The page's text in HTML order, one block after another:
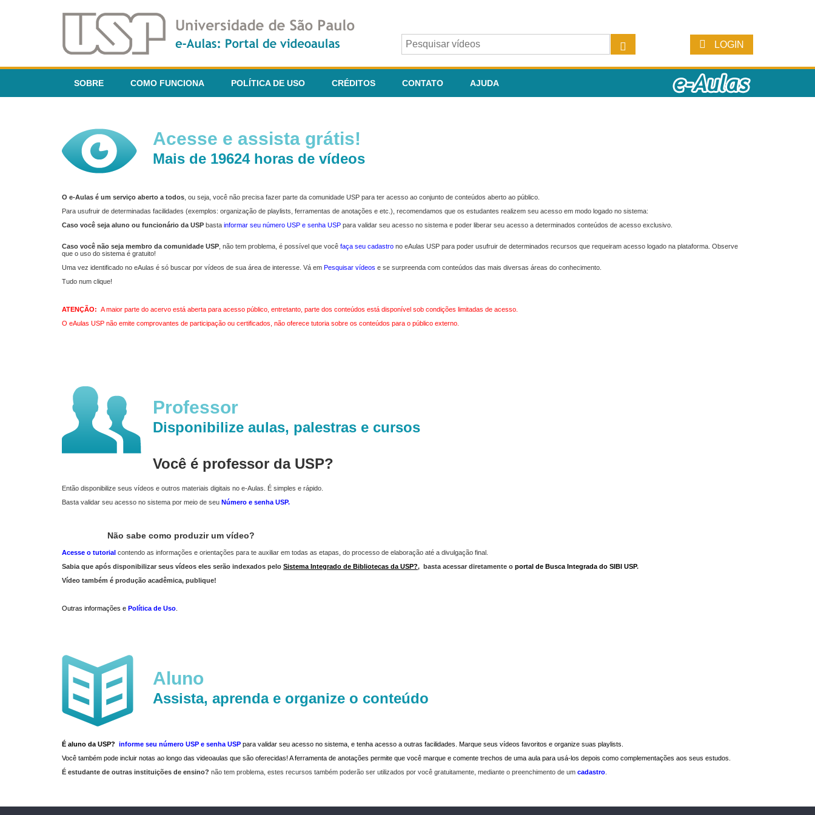
LOGIN
SOBRE COMO FUNCIONA POLÍTICA DE USO CRÉDITOS CONTATO AJUDA
Acesse e assista grátis!
Mais de 19624 horas de vídeos
O e-Aulas é um serviço aberto a todos , ou seja, você não precisa fazer parte da comunidade USP para ter acesso ao conjunto de conteúdos aberto ao público.
Para usufruir de determinadas facilidades (exemplos: organização de playlists, ferramentas de anotações e etc.), recomendamos que os estudantes realizem seu acesso em modo logado no sistema:
Caso você seja aluno ou funcionário da USP basta informar seu número USP e senha USP para validar seu acesso no sistema e poder liberar seu acesso a determinados conteúdos de acesso exclusivo.
Caso você não seja membro da comunidade USP , não tem problema, é possível que você faça seu cadastro no eAulas USP para poder usufruir de determinados recursos que requeiram acesso logado na plataforma. Observe
que o uso do sistema é gratuito!
Uma vez identificado no eAulas é só buscar por vídeos de sua área de interesse. Vá em Pesquisar vídeos e se surpreenda com conteúdos das mais diversas áreas do conhecimento.
Tudo num clique!
ATENÇÃO: A maior parte do acervo está aberta para acesso público, entretanto, parte dos conteúdos está disponível sob condições limitadas de acesso.
O eAulas USP não emite comprovantes de participação ou certificados, não oferece tutoria sobre os conteúdos para o público externo.
Professor
Disponibilize aulas, palestras e cursos
Você é professor da USP?
Então disponibilize seus vídeos e outros materiais digitais no e-Aulas. É simples e rápido.
Basta validar seu acesso no sistema por meio de seu Número e senha USP.
Não sabe como produzir um vídeo?
Acesse o tutorial contendo as informações e orientações para te auxiliar em todas as etapas, do processo de elaboração até a divulgação final.
Sabia que após disponibilizar seus vídeos eles serão indexados pelo Sistema Integrado de Bibliotecas da USP?, basta acessar diretamente o portal de Busca Integrada do SIBI USP.
Vídeo também é produção acadêmica, publique!
Outras informações e Política de Uso
Aluno
Assista, aprenda e organize o conteúdo
É aluno da USP? informe seu número USP e senha USP para validar seu acesso no sistema, e tenha acesso a outras facilidades. Marque seus vídeos favoritos e organize suas playlists.
Você também pode incluir notas ao longo das videoaulas que são oferecidas! A ferramenta de anotações permite que você marque e comente trechos de uma aula para usá-los depois como complementações aos seus estudos.
É estudante de outras instituições de ensino? não tem problema, estes recursos também poderão ser utilizados por você gratuitamente, mediante o preenchimento de um cadastro